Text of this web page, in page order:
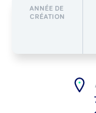
ANNÉE DE
CRÉATION